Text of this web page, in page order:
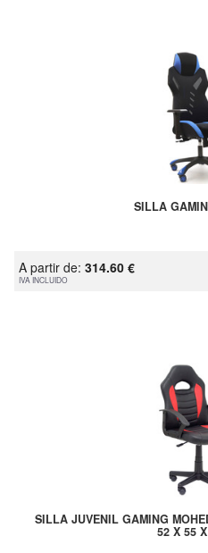
SILLA
A partir de: 314.60 €
IVA INCLUIDO
SILLA JUVENIL GAMING
52 X 55